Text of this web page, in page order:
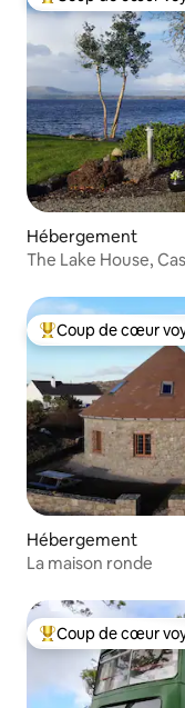
Coups de cœur
Hébergement
The Lake House,
Coups de cœur
Coup de cœur
Hébergement
La maison ronde
Coups de cœur
Coup de cœur